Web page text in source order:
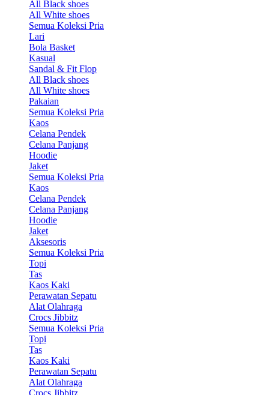
All Black shoes
All White shoes
Semua Koleksi Pria
Lari
Bola Basket
Kasual
Sandal & Fit Flop
All Black shoes
All White shoes
Pakaian
Semua Koleksi Pria
Kaos
Celana Pendek
Celana Panjang
Hoodie
Jaket
Semua Koleksi Pria
Kaos
Celana Pendek
Celana Panjang
Hoodie
Jaket
Aksesoris
Semua Koleksi Pria
Topi
Tas
Kaos Kaki
Perawatan Sepatu
Alat Olahraga
Crocs Jibbitz
Semua Koleksi Pria
Topi
Tas
Kaos Kaki
Perawatan Sepatu
Alat Olahraga